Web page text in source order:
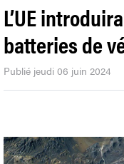
L’UE
batteries de
Publié jeudi 06 juin 2024